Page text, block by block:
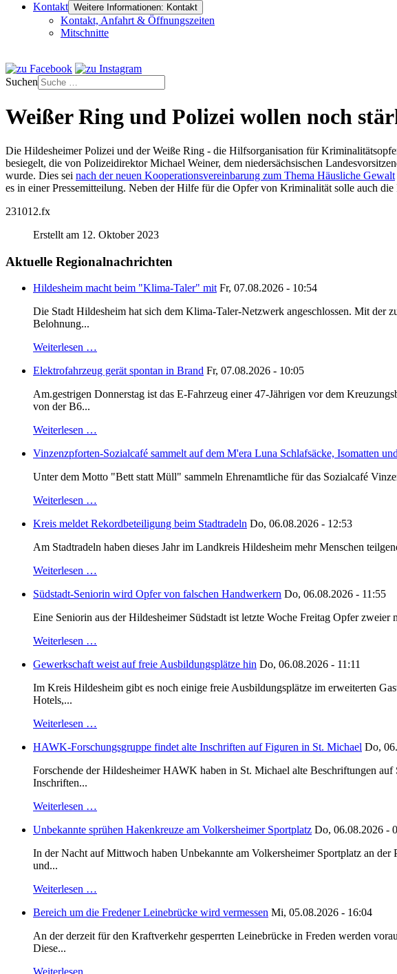
Kontakt Weitere Informationen: Kontakt
Kontakt, Anfahrt & Öffnungszeiten
Mitschnitte
Suchen
Weißer Ring und Polizei wollen noch
Die Hildesheimer Polizei und der Weiße Ring - die Hilfsorganisation für
besiegelt, die von Polizeidirektor Michael Weiner, dem niedersächsischen
wurde. Dies sei nach der neuen Kooperationsvereinbarung zum Thema Häusliche Gewalt
es in einer Pressemitteilung. Neben der Hilfe für die Opfer von Kriminalität solle auch
231012.fx
Erstellt am 12. Oktober 2023
Aktuelle Regionalnachrichten
Hildesheim macht beim "Klima-Taler" mit Fr, 07.08.2026 - 10:54
Die Stadt Hildesheim hat sich dem Klima-Taler-Netzwerk angeschlossen. Mit der
Belohnung...
Weiterlesen …
Elektrofahrzeug gerät spontan in Brand Fr, 07.08.2026 - 10:05
Am.gestrigen Donnerstag ist das E-Fahrzeug einer 47-Jährigen vor dem
von der B6...
Weiterlesen …
Vinzenzpforten-Sozialcafé sammelt auf dem M'era Luna Schlafsäcke, Isomatten
Unter dem Motto "Bett statt Müll" sammeln Ehrenamtliche für das Sozialcafé
Weiterlesen …
Kreis meldet Rekordbeteiligung beim Stadtradeln Do, 06.08.2026 - 12:53
Am Stadtradeln haben dieses Jahr im Landkreis Hildesheim mehr Menschen
Weiterlesen …
Südstadt-Seniorin wird Opfer von falschen Handwerkern Do, 06.08.2026 - 11:55
Eine Seniorin aus der Hildesheimer Südstadt ist letzte Woche Freitag Opfer
Weiterlesen …
Gewerkschaft weist auf freie Ausbildungsplätze hin Do, 06.08.2026 - 11:11
Im Kreis Hildesheim gibt es noch einige freie Ausbildungsplätze im erweiterten
Hotels,...
Weiterlesen …
HAWK-Forschungsgruppe findet alte Inschriften auf Figuren in St. Michael Do,
Forschende der Hildesheimer HAWK haben in St. Michael alte Beschriftungen
Inschriften...
Weiterlesen …
Unbekannte sprühen Hakenkreuze am Volkersheimer Sportplatz Do, 06.08.2026 -
In der Nacht auf Mittwoch haben Unbekannte am Volkersheimer Sportplatz an
und...
Weiterlesen …
Bereich um die Fredener Leinebrücke wird vermessen Mi, 05.08.2026 - 16:04
An der derzeit für den Kraftverkehr gesperrten Leinebrücke in Freden werden
Diese...